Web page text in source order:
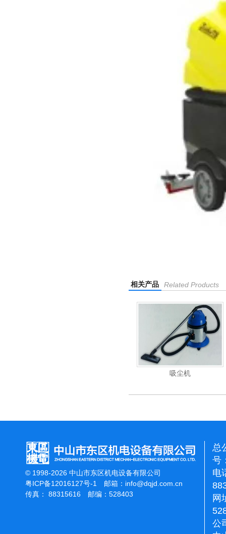
相关产品 Related Products
吸尘机
© 1998-2026 中山市东区机电设备有限公司
粤ICP备12016127号-1 邮箱： info@dqjd.com.cn
传真： 88315616 邮编：528403
总
号
电
网
公